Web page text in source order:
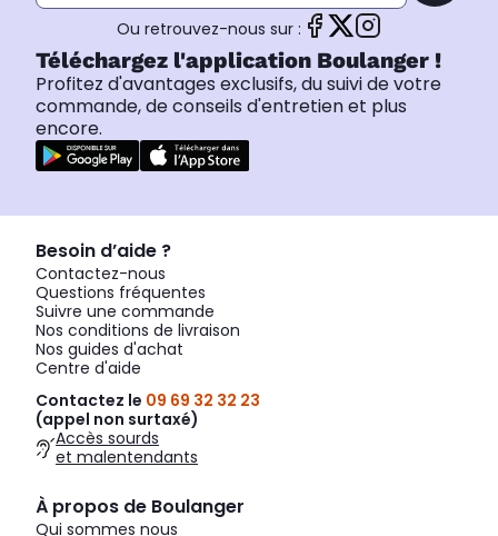
Ou retrouvez-nous sur :
Téléchargez l'application Boulanger !
Profitez d'avantages exclusifs, du suivi de votre
commande, de conseils d'entretien et plus
encore.
Besoin d’aide ?
Contactez-nous
Questions fréquentes
Suivre une commande
Nos conditions de livraison
Nos guides d'achat
Centre d'aide
Contactez le 09 69 32 32 23
(appel non surtaxé)
Accès sourds
et malentendants
À propos de Boulanger
Qui sommes nous